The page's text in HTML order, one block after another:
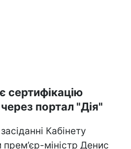
сертифікацію
портал "Дія"
Кабінету
прем’єр-міністр Денис